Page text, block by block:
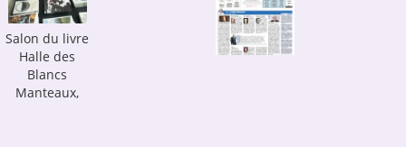
Salon du livre
Halle des
Blancs
Manteaux,